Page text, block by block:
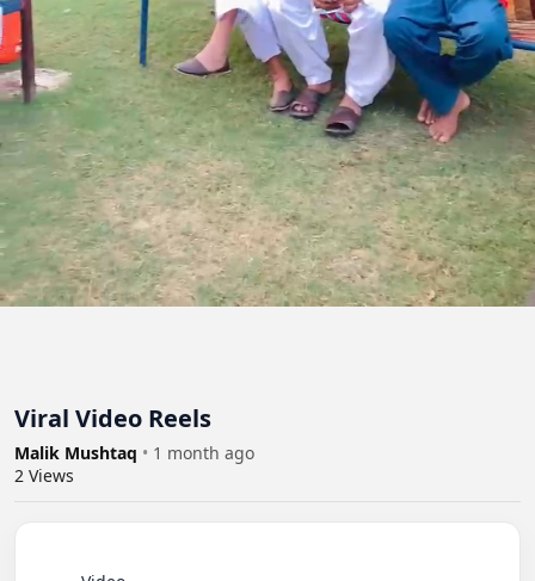
Viral Video Reels
Malik Mushtaq • 1 month ago
2 Views